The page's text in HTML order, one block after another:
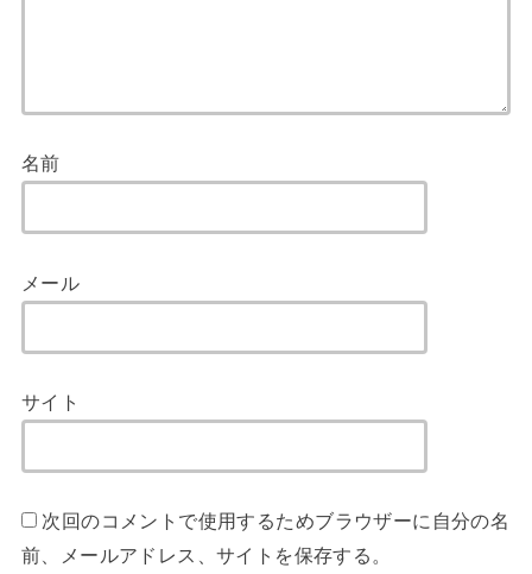
名前
メール
サイト
次回のコメントで使用するためブラウザーに自分の名
前、メールアドレス、サイトを保存する。